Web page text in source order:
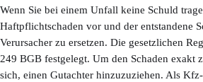
Wenn Sie bei einem Unfall keine Schuld
Haftpflichtschaden vor und der entstandene
Verursacher zu ersetzen. Die gesetzlichen
249 BGB festgelegt. Um den Schaden exakt
sich, einen Gutachter hinzuzuziehen. Als